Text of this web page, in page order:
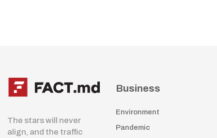
The stars will never
align, and the traffic
Business
Environment
Pandemic